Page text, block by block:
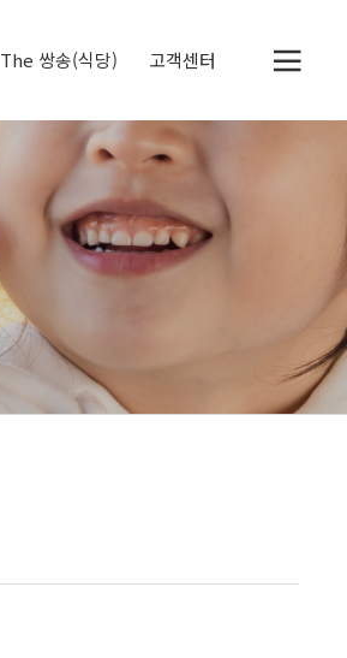
The 쌍송(식당) 고객센터
공지사항
체험후기
딸기레시피